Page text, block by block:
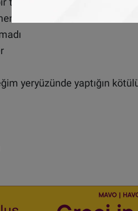
!
yeryüzünde yaptığın